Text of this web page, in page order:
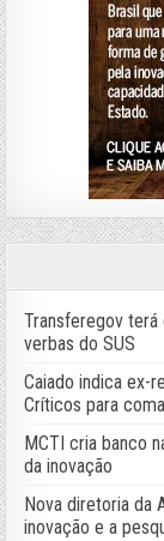
Transferegov
verbas do SUS
Caiado indica ex-
Críticos para
MCTI cria banco
da inovação
Nova diretoria da
inovação e a